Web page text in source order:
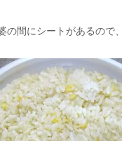
の間にシートがあるので